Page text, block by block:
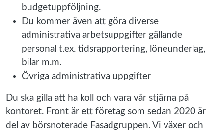
budgetuppföljning.
Du kommer även att göra diverse
administrativa arbetsuppgifter gällande
personal t.ex. tidsrapportering, löneunderlag,
bilar m.m.
Övriga administrativa uppgifter
Du ska gilla att ha koll och vara vår stjärna på
kontoret. Front är ett företag som sedan 2020 är
del av börsnoterade Fasadgruppen. Vi växer och